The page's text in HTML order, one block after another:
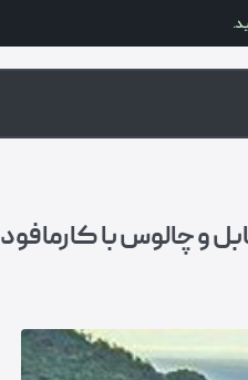
و چالوس با کارمافود